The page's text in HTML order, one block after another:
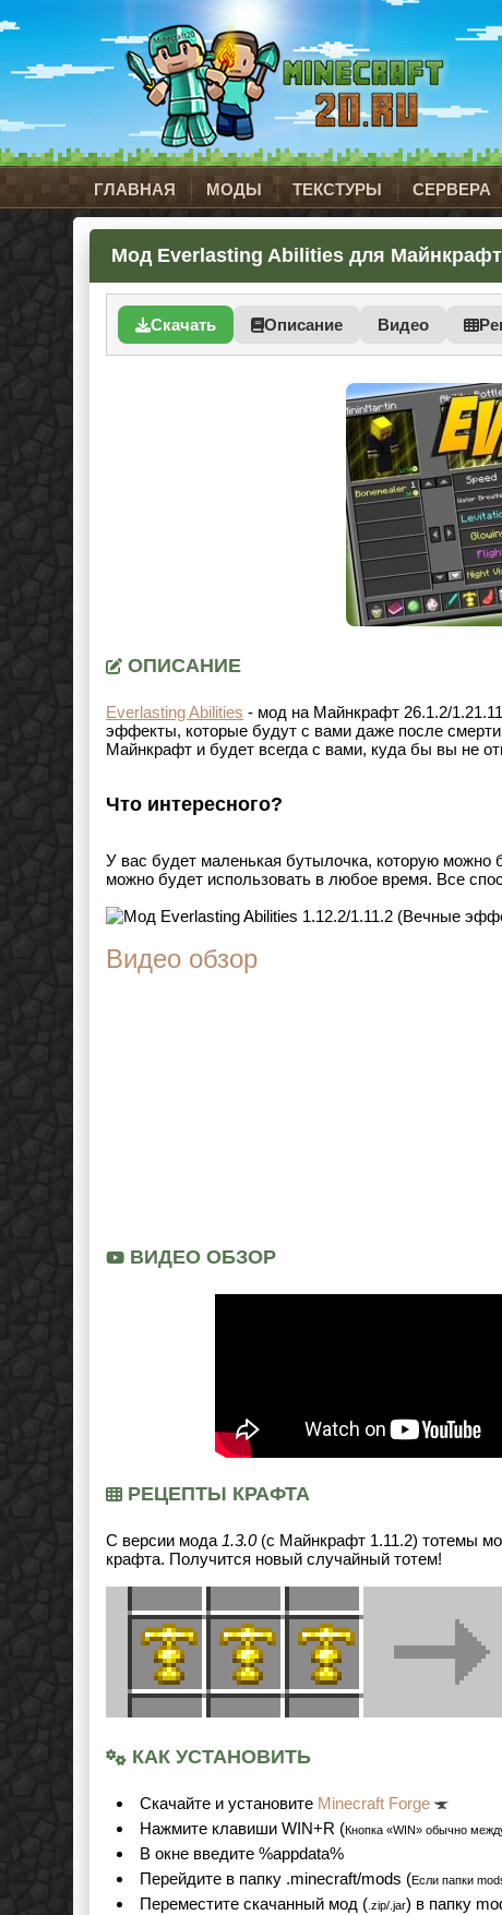
ГЛАВНАЯ МОДЫ ТЕКСТУРЫ СЕРВЕРА
Мод Everlasting Abilities для Майнкрафт
Скачать Описание Видео
ОПИСАНИЕ
Everlasting Abilities - мод на Майнкрафт 26.1.2/1.21.11
эффекты, которые будут с вами даже после
Майнкрафт и будет всегда с вами, куда бы вы не
Что интересного?
У вас будет маленькая бутылочка, которую можно
можно будет использовать в любое время. Все
Видео обзор
ВИДЕО ОБЗОР
РЕЦЕПТЫ КРАФТА
С версии мода 1.3.0(с Майнкрафт 1.11.2) тотемы
крафта. Получится новый случайный тотем!
КАК УСТАНОВИТЬ
Cкачайте и установите Minecraft Forge
Нажмите клавиши WIN+R (Кнопка «WIN» обычно
В окне введите %appdata%
Перейдите в папку .minecraft/mods (Если папки
Переместите скачанный мод ( .zip/.jar) в папку